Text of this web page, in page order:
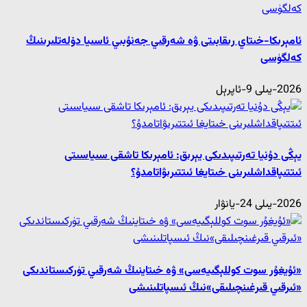
ئامېرىكا-خىتاي رىقابىتى ۋە شەرقىي جەنۇبىي ئاسىيا دۆلەتلىرىنىڭ
كەلگۈسى
2026-يىلى 9-ئاپرېل
يېڭى دۇنيا تەرتىپىدىكى يېرىق: ئامېرىكا تاشقى سىياسىتى
ئىتتىپاقداشلىرىنى خىتايغا ئىتتىرىۋاتامدۇ؟
2026-يىلى 24-يانۋار
«ئۇيغۇر سوت كوللېگىيەسى» ۋە خىتاينىڭ شەرقىي تۈركىستاندىكى
«ئىرقىي قىرغىنچىلىقى»نىڭ ئىسپاتلىنىشى